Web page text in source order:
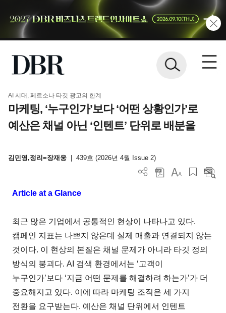
AI 시대, 페르소나 타깃 광고의 한계
마케팅, ‘누구인가’보다 ‘어떤 상황인가’로
예산은 채널 아닌 ‘인텐트’ 단위로 배분을
김민영,정리=장재웅 439호 (2026년 4월 Issue 2)
Article at a Glance
최근 많은 기업에서 공통적인 현상이 나타나고 있다.
캠페인 지표는 나쁘지 않은데 실제 매출과 연결되지 않는
것이다. 이 현상의 본질은 채널 문제가 아니라 타깃 정의
방식의 붕괴다. AI 검색 환경에서는 ‘고객이
누구인가’보다 ‘지금 어떤 문제를 해결하려 하는가’가 더
중요해지고 있다. 이에 따라 마케팅 조직은 세 가지
전환을 요구받는다. 예산은 채널 단위에서 인텐트